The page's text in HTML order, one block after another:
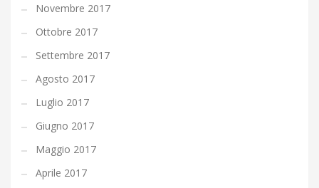
Novembre 2017
Ottobre 2017
Settembre 2017
Agosto 2017
Luglio 2017
Giugno 2017
Maggio 2017
Aprile 2017